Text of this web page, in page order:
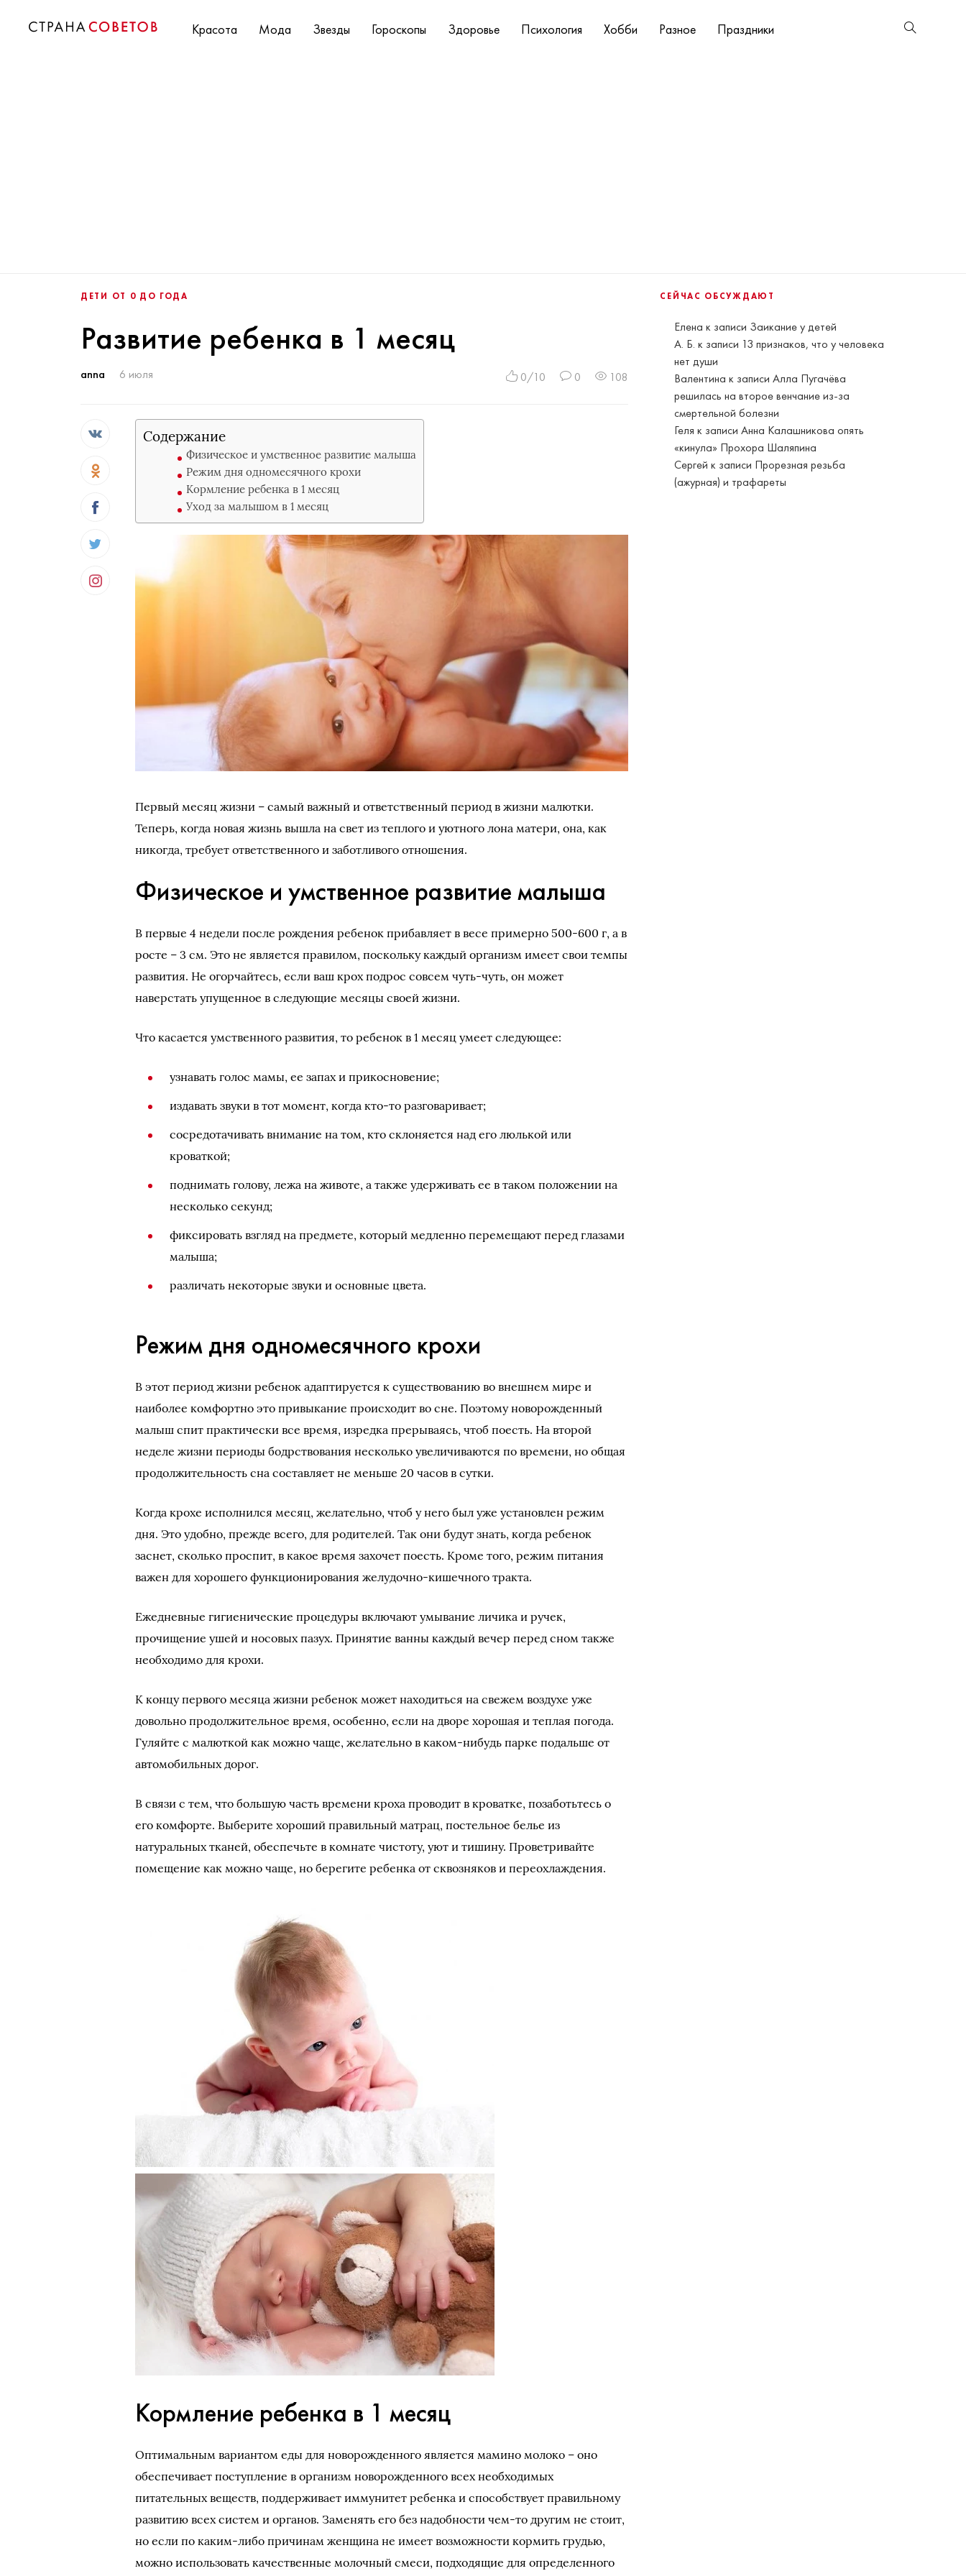
Красота Мода Звезды Гороскопы Здоровье Психология Хобби Разное Праздники
СЕЙЧАС ОБСУЖДАЮТ
Елена к записи Заикание у детей
А. Б. к записи 13 признаков, что у человека
нет души
Валентина к записиАлла Пугачёва
решилась на второе венчание из-за
смертельной болезни
Геля к записиАнна Калашникова опять
«кинула» Прохора Шаляпина
Сергей к записи Прорезная резьба
(ажурная) и трафареты
ДЕТИ ОТ 0 ДО ГОДА
Развитие ребенка в 1 месяц
anna 6 июля 0/10 0 108
Содержание
Физическое и умственное развитие малыша
Режим дня одномесячного крохи
Кормление ребенка в 1 месяц
Уход за малышом в 1 месяц
Первый месяц жизни – самый важный и ответственный период в жизни малютки.
Теперь, когда новая жизнь вышла на свет из теплого и уютного лона матери, она, как
никогда, требует ответственного и заботливого отношения.
Физическое и умственное развитие малыша
В первые 4 недели после рождения ребенок прибавляет в весе примерно 500-600 г, а в
росте – 3 см. Это не является правилом, поскольку каждый организм имеет свои темпы
развития. Не огорчайтесь, если ваш крох подрос совсем чуть-чуть, он может
наверстать упущенное в следующие месяцы своей жизни.
Что касается умственного развития, то ребенок в 1 месяц умеет следующее:
узнавать голос мамы, ее запах и прикосновение;
издавать звуки в тот момент, когда кто-то разговаривает;
сосредотачивать внимание на том, кто склоняется над его люлькой или
кроваткой;
поднимать голову, лежа на животе, а также удерживать ее в таком положении на
несколько секунд;
фиксировать взгляд на предмете, который медленно перемещают перед глазами
малыша;
различать некоторые звуки и основные цвета.
Режим дня одномесячного крохи
В этот период жизни ребенок адаптируется к существованию во внешнем мире и
наиболее комфортно это привыкание происходит во сне. Поэтому новорожденный
малыш спит практически все время, изредка прерываясь, чтоб поесть. На второй
неделе жизни периоды бодрствования несколько увеличиваются по времени, но общая
продолжительность сна составляет не меньше 20 часов в сутки.
Когда крохе исполнился месяц, желательно, чтоб у него был уже установлен режим
дня. Это удобно, прежде всего, для родителей. Так они будут знать, когда ребенок
заснет, сколько проспит, в какое время захочет поесть. Кроме того, режим питания
важен для хорошего функционирования желудочно-кишечного тракта.
Ежедневные гигиенические процедуры включают умывание личика и ручек,
прочищение ушей и носовых пазух. Принятие ванны каждый вечер перед сном также
необходимо для крохи.
К концу первого месяца жизни ребенок может находиться на свежем воздухе уже
довольно продолжительное время, особенно, если на дворе хорошая и теплая погода.
Гуляйте с малюткой как можно чаще, желательно в каком-нибудь парке подальше от
автомобильных дорог.
В связи с тем, что большую часть времени кроха проводит в кроватке, позаботьтесь о
его комфорте. Выберите хороший правильный матрац, постельное белье из
натуральных тканей, обеспечьте в комнате чистоту, уют и тишину. Проветривайте
помещение как можно чаще, но берегите ребенка от сквозняков и переохлаждения.
Кормление ребенка в 1 месяц
Оптимальным вариантом еды для новорожденного является мамино молоко – оно
обеспечивает поступление в организм новорожденного всех необходимых
питательных веществ, поддерживает иммунитет ребенка и способствует правильному
развитию всех систем и органов. Заменять его без надобности чем-то другим не стоит,
но если по каким-либо причинам женщина не имеет возможности кормить грудью,
можно использовать качественные молочный смеси, подходящие для определенного